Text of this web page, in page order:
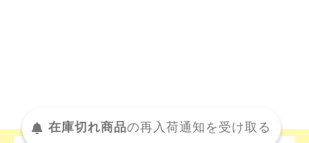
在庫切れ商品の再入荷通知を 受け取る